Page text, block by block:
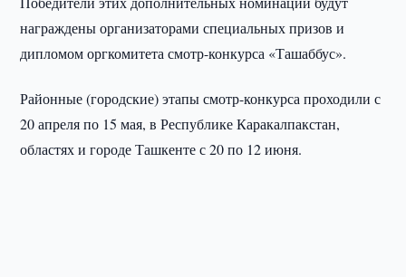
награждены организаторами специальных призов и
дипломом оргкомитета смотр-конкурса «Ташаббус».
Районные (городские) этапы смотр-конкурса проходили с
20 апреля по 15 мая, в Республике Каракалпакстан,
областях и городе Ташкенте с 20 по 12 июня.